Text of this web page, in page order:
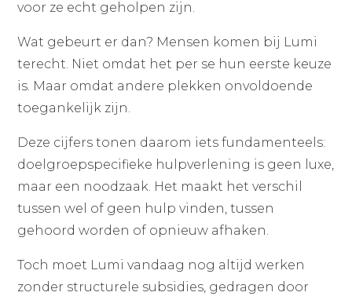
voor ze echt geholpen zijn.
Wat gebeurt er dan? Mensen komen bij Lumi
terecht. Niet omdat het per se hun eerste keuze
is. Maar omdat andere plekken onvoldoende
toegankelijk zijn.
Deze cijfers tonen daarom iets fundamenteels:
doelgroepspecifieke hulpverlening is geen luxe,
maar een noodzaak. Het maakt het verschil
tussen wel of geen hulp vinden, tussen
gehoord worden of opnieuw afhaken.
Toch moet Lumi vandaag nog altijd werken
zonder structurele subsidies, gedragen door